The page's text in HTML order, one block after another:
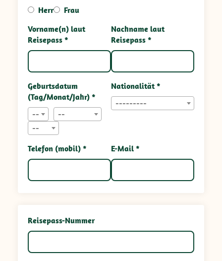
Herr
Frau
Vorname(n) laut
Reisepass *
Nachname laut
Reisepass *
Geburtsdatum
(Tag/Monat/Jahr) *
--
--
--
Nationalität *
---------
Telefon (mobil) * E-Mail *
Reisepass-Nummer